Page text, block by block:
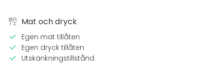
Mat och dryck
Egen mat tillåten
Egen dryck tillåten
Utskänkningstillstånd